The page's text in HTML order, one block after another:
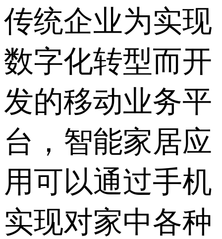
传统企业为实现
数字化转型而开
发的移动业务平
台，智能家居应
用可以通过手机
实现对家中各种